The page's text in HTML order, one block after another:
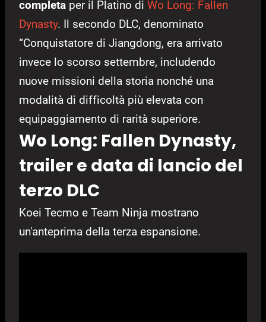
completa per il Platino di Wo Long: Fallen
Dynasty. Il secondo DLC, denominato
“Conquistatore di Jiangdong, era arrivato
invece lo scorso settembre, includendo
nuove missioni della storia nonché una
modalità di difficoltà più elevata con
equipaggiamento di rarità superiore.
Wo Long: Fallen Dynasty,
trailer e data di lancio del
terzo DLC
Koei Tecmo e Team Ninja mostrano
un'anteprima della terza espansione.